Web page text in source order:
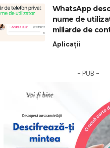
WhatsApp
nume de
miliarde de
Aplicații
- PUB -